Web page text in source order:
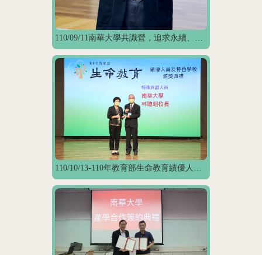
110/09/11南華大學共識營，追求永續、共創佳績